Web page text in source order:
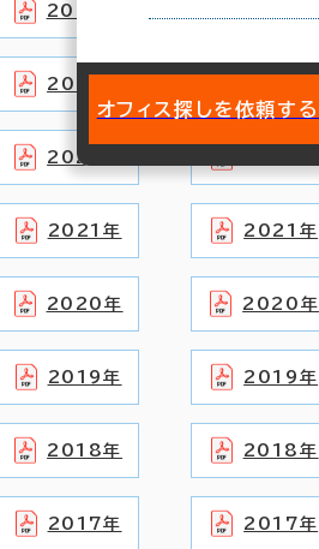
2024年
2023年
2022年
2021年
2020年
2019年
2018年
2017年
2021年
2020年
2019年
2018年
2017年
オフィス探しを依頼する